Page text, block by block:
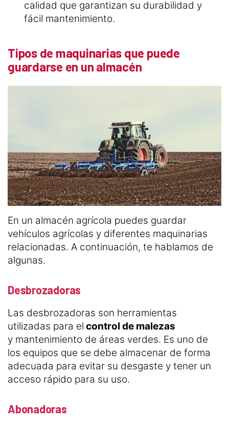
calidad que garantizan su durabilidad y
fácil mantenimiento.
Tipos de maquinarias que puede
guardarse en un almacén
En un almacén agrícola puedes guardar
vehículos agrícolas y diferentes maquinarias
relacionadas. A continuación, te hablamos de
algunas.
Desbrozadoras
Las desbrozadoras son herramientas
utilizadas para el control de malezas
y mantenimiento de áreas verdes. Es uno de
los equipos que se debe almacenar de forma
adecuada para evitar su desgaste y tener un
acceso rápido para su uso.
Abonadoras